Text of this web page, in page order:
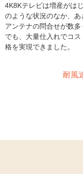
4K8Kテレビは増産がは
のような状況のなか、
アンテナの問合せが数
でも、大量仕入れでコ
格を実現できました。
耐風